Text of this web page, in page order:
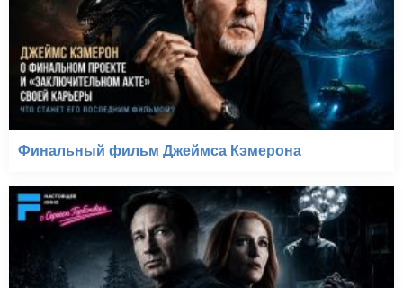
Финальный фильм Джеймса Кэмерона